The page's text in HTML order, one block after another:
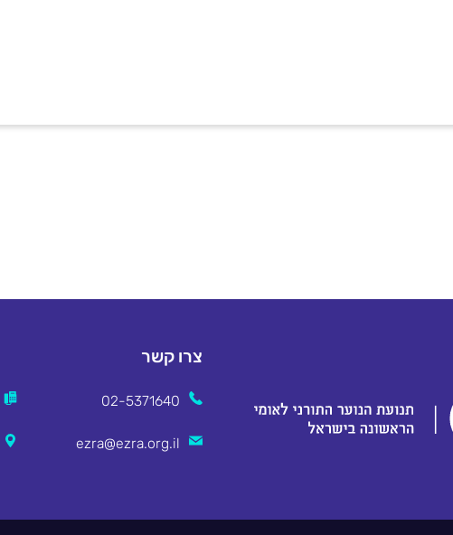
צרו קשר
02-5371640
ezra@ezra.org.il